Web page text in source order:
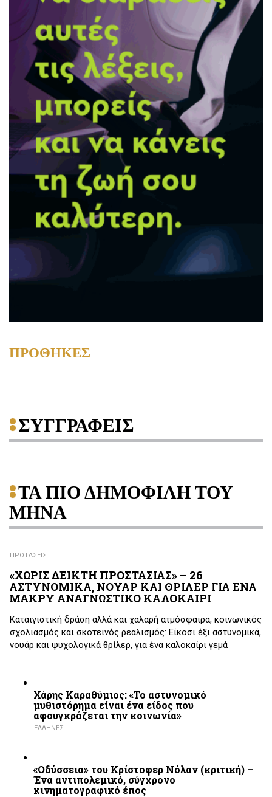
ΠΡΟΘΗΚΕΣ
ΣΥΓΓΡΑΦΕΙΣ
ΤΑ ΠΙΟ ΔΗΜΟΦΙΛΗ ΤΟΥ
ΜΗΝΑ
ΠΡΟΤΑΣΕΙΣ
«ΧΩΡΙΣ ΔΕΙΚΤΗ ΠΡΟΣΤΑΣΙΑΣ» – 26
ΑΣΤΥΝΟΜΙΚΑ, ΝΟΥΑΡ ΚΑΙ ΘΡΙΛΕΡ ΓΙΑ ΕΝΑ
ΜΑΚΡΥ ΑΝΑΓΝΩΣΤΙΚΟ ΚΑΛΟΚΑΙΡΙ
Καταιγιστική δράση αλλά και χαλαρή ατμόσφαιρα, κοινωνικός
σχολιασμός και σκοτεινός ρεαλισμός: Είκοσι έξι αστυνομικά,
νουάρ και ψυχολογικά θρίλερ, για ένα καλοκαίρι γεμά
Χάρης Καραθύμιος: «Το αστυνομικό
μυθιστόρημα είναι ένα είδος που
αφουγκράζεται την κοινωνία»
ΕΛΛΗΝΕΣ
«Οδύσσεια» του Κρίστοφερ Νόλαν (κριτική) –
Ένα αντιπολεμικό, σύγχρονο
κινηματογραφικό έπος